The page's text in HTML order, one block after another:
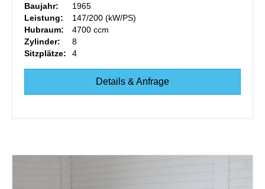
Baujahr:
1965
Leistung:
147/200 (kW/PS)
Hubraum:
4700 ccm
Zylinder:
8
Sitzplätze:
4
Details & Anfrage